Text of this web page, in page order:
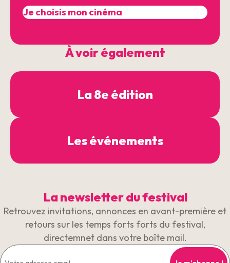
À voir également
La 8e édition
Les événements
La newsletter du festival
Retrouvez invitations, annonces en avant-première et
retours sur les temps forts forts du festival,
directemnet dans votre boîte mail.